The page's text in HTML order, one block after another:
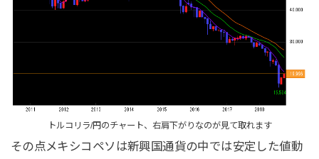
トルコリラ/円のチャート、右肩下がりなのが見て取れます
その点メキシコペソは新興国通貨の中では安定した値動